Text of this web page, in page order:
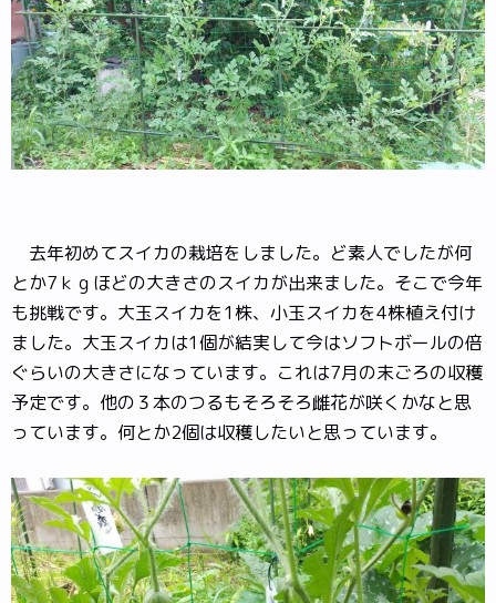
去年初めてスイカの栽培をしました。ど素人でしたが何
とか7ｋｇほどの大きさのスイカが出来ました。そこで今年
も挑戦です。大玉スイカを1株、小玉スイカを4株植え付け
ました。大玉スイカは1個が結実して今はソフトボールの倍
ぐらいの大きさになっています。これは7月の末ごろの収穫
予定です。他の３本のつるもそろそろ雌花が咲くかなと思
っています。何とか2個は収穫したいと思っています。